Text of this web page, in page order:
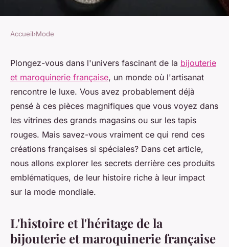
Explorez l'univers fascinant de
la bijouterie et maroquinerie
française
Agathe•30 janvier 2025• 7 min de lecture
Accueil›Mode
Plongez-vous dans l'univers fascinant de la bijouterie
et maroquinerie française, un monde où l'artisanat
rencontre le luxe. Vous avez probablement déjà
pensé à ces pièces magnifiques que vous voyez dans
les vitrines des grands magasins ou sur les tapis
rouges. Mais savez-vous vraiment ce qui rend ces
créations françaises si spéciales? Dans cet article,
nous allons explorer les secrets derrière ces produits
emblématiques, de leur histoire riche à leur impact
sur la mode mondiale.
L'histoire et l'héritage de la
bijouterie et maroquinerie française